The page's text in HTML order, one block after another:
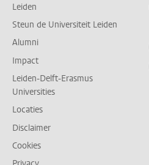
Leiden
Steun de Universiteit Leiden
Alumni
Impact
Leiden-Delft-Erasmus
Universities
Locaties
Disclaimer
Cookies